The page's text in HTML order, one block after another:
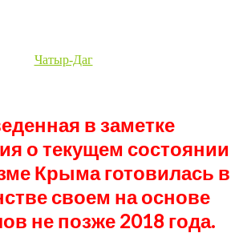
Чатыр-Даг
в заметке
о текущем состоянии
Крыма готовилась в
своем на основе
не позже 2018 года.